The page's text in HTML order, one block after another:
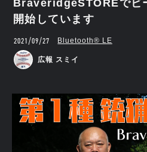
BraveridgeSTOREでビ
開始しています
2021/09/27 Bluetooth®︎ LE
広報 スミイ